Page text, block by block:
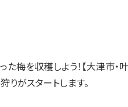
た梅を収穫しよう！【大津市
りがスタートします。